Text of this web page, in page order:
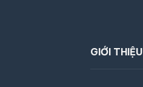
GIỚI THIỆU